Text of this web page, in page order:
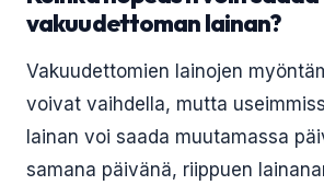
vakuudettoman lainan?
Vakuudettomien lainojen
voivat vaihdella, mutta
lainan voi saada muutamassa
samana päivänä, riippuen